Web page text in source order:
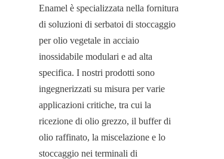
Enamel è specializzata nella fornitura
di soluzioni di serbatoi di stoccaggio
per olio vegetale in acciaio
inossidabile modulari e ad alta
specifica. I nostri prodotti sono
ingegnerizzati su misura per varie
applicazioni critiche, tra cui la
ricezione di olio grezzo, il buffer di
olio raffinato, la miscelazione e lo
stoccaggio nei terminali di